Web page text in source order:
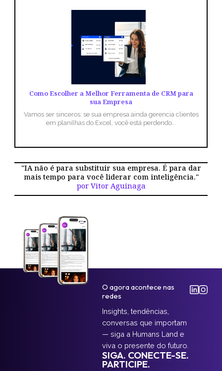
Como Escolher a Melhor Ferramenta de CRM para
sua Empresa
Vamos ser sinceros: se sua empresa ainda gerencia clientes
em planilhas do Excel, você está perdendo...
"IA não é para substituir sua empresa. É para dar
mais tempo para você liderar com inteligência."
por Vitor Aguinaga
O agora acontece nas
redes
Insights, tendências,
conversas que importam
— siga a Humans Land e
viva o presente do futuro.
SIGA. CONECTE-SE.
PARTICIPE.